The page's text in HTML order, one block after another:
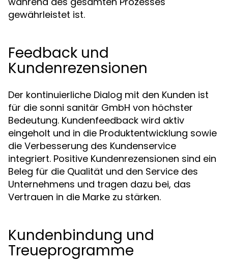
gewährleistet ist.
Feedback und
Kundenrezensionen
Der kontinuierliche Dialog mit den Kunden ist
für die sonni sanitär GmbH von höchster
Bedeutung. Kundenfeedback wird aktiv
eingeholt und in die Produktentwicklung sowie
die Verbesserung des Kundenservice
integriert. Positive Kundenrezensionen sind ein
Beleg für die Qualität und den Service des
Unternehmens und tragen dazu bei, das
Vertrauen in die Marke zu stärken.
Kundenbindung und
Treueprogramme